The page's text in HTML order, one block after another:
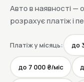
Авто в наявності —
розрахує платіж і
Платіж у місяць: до
до 7 000 ₴/міс